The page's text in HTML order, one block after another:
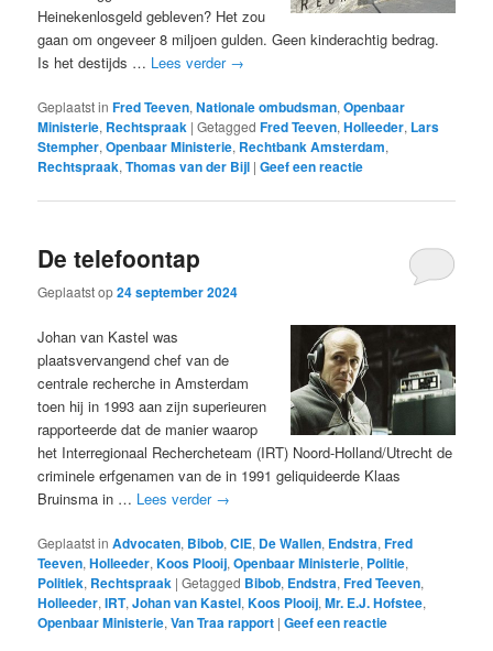
Heinekenlosgeld gebleven? Het zou
gaan om ongeveer 8 miljoen gulden. Geen kinderachtig bedrag.
Is het destijds … Lees verder →
Geplaatst in Fred Teeven,Nationale ombudsman,Openbaar
Ministerie, Rechtspraak |Getagged Fred Teeven,Holleeder, Lars
Stempher,Openbaar Ministerie, Rechtbank Amsterdam,
Rechtspraak,Thomas van der Bijl |Geef een reactie
De telefoontap
Geplaatst op24 september 2024
Johan van Kastel was
plaatsvervangend chef van de
centrale recherche in Amsterdam
toen hij in 1993 aan zijn superieuren
rapporteerde dat de manier waarop
het Interregionaal Rechercheteam (IRT) Noord-Holland/Utrecht de
criminele erfgenamen van de in 1991 geliquideerde Klaas
Bruinsma in … Lees verder →
Geplaatst in Advocaten, Bibob,CIE, De Wallen, Endstra,Fred
Teeven,Holleeder,Koos Plooij,Openbaar Ministerie, Politie,
Politiek, Rechtspraak |Getagged Bibob, Endstra,Fred Teeven,
Holleeder,IRT,Johan van Kastel,Koos Plooij,Mr. E.J. Hofstee,
Openbaar Ministerie,Van Traa rapport |Geef een reactie